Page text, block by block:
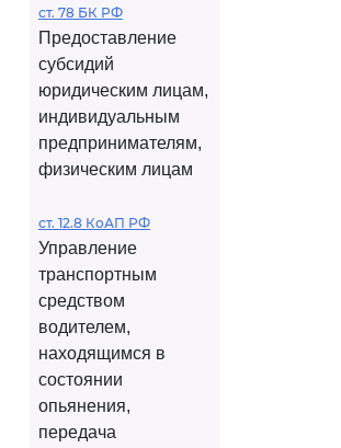
ст. 78 БК РФ
Предоставление
субсидий
юридическим лицам,
индивидуальным
предпринимателям,
физическим лицам
ст. 12.8 КоАП РФ
Управление
транспортным
средством
водителем,
находящимся в
состоянии
опьянения,
передача